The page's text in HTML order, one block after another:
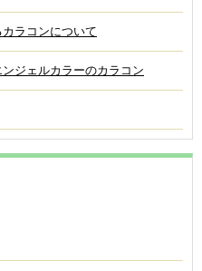
ラコンについて
ジェルカラーのカラコン